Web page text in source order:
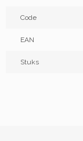
Code
EAN
Stuks